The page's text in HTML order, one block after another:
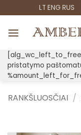
to
content
LT ENG RUS
pristatymo
RANKŠLUOSČIAI /